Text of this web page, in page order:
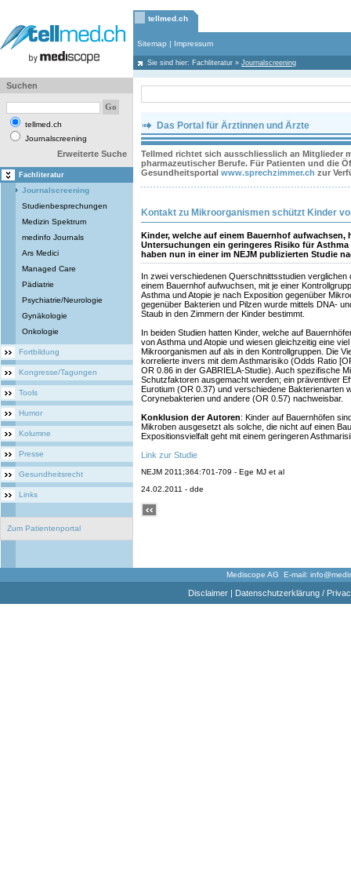
tellmed.ch
Sitemap | Impressum
Sie sind hier: Fachliteratur » Journalscreening
Suchen
tellmed.ch
Journalscreening
Erweiterte Suche
Fachliteratur
Journalscreening
Studienbesprechungen
Medizin Spektrum
medinfo Journals
Ars Medici
Managed Care
Pädiatrie
Psychiatrie/Neurologie
Gynäkologie
Onkologie
Fortbildung
Kongresse/Tagungen
Tools
Humor
Kolumne
Presse
Gesundheitsrecht
Links
Zum Patientenportal
Das Portal für Ärztinnen und Ärzte
Tellmed richtet sich ausschliesslich an Mitglieder
pharmazeutischer Berufe. Für Patienten und die
Gesundheitsportal www.sprechzimmer.ch zur
Kontakt zu Mikroorganismen schützt Kinder
Kinder, welche auf einem Bauernhof aufwachsen,
Untersuchungen ein geringeres Risiko für
haben nun in einer im NEJM publizierten Studie
In zwei verschiedenen Querschnittsstudien verglichen
einem Bauernhof aufwuchsen, mit je einer
Asthma und Atopie je nach Exposition gegenüber
gegenüber Bakterien und Pilzen wurde mittels DNA-
Staub in den Zimmern der Kinder bestimmt.
In beiden Studien hatten Kinder, welche auf
von Asthma und Atopie und wiesen gleichzeitig eine
Mikroorganismen auf als in den Kontrollgruppen. Die
korrelierte invers mit dem Asthmarisiko (Odds Ratio
OR 0.86 in der GABRIELA-Studie). Auch spezifische
Schutzfaktoren ausgemacht werden; ein präventiver
Eurotium (OR 0.37) und verschiedene Bakterienarten
Corynebakterien und andere (OR 0.57) nachweisbar.
Konklusion der Autoren: Kinder auf Bauernhöfen
Mikroben ausgesetzt als solche, die nicht auf einen
Expositionsvielfalt geht mit einem geringeren
Link zur Studie
NEJM 2011;364:701-709 - Ege MJ et al
24.02.2011 - dde
Mediscope AG E-mail:
Disclaimer| Datenschutzerklärung /